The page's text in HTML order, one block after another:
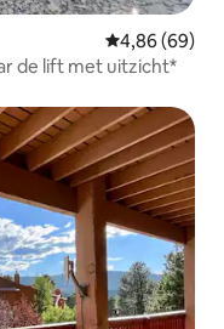
Gemiddelde
4,86 (69)
de lift met uitzicht*